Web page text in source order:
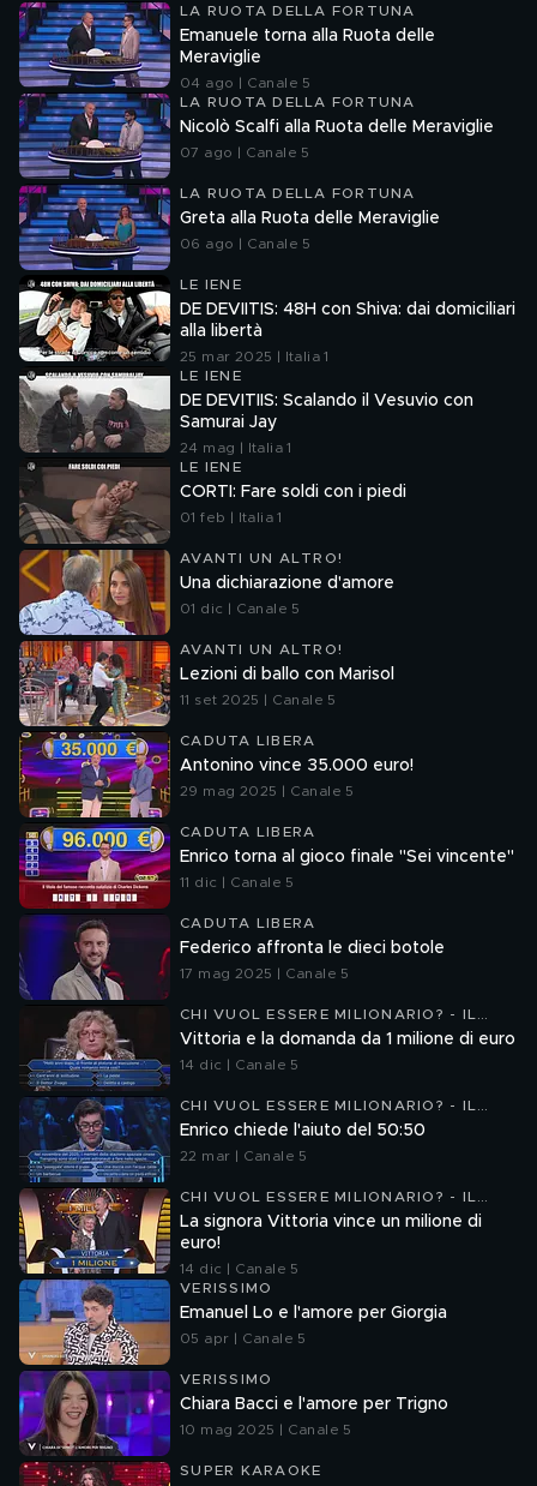
LA RUOTA DELLA FORTUNA
Emanuele torna alla Ruota delle
Meraviglie
04 ago | Canale 5
LA RUOTA DELLA FORTUNA
Nicolò Scalfi alla Ruota delle Meraviglie
07 ago | Canale 5
LA RUOTA DELLA FORTUNA
Greta alla Ruota delle Meraviglie
06 ago | Canale 5
LE IENE
DE DEVIITIS: 48H con Shiva: dai domiciliari
alla libertà
25 mar 2025 | Italia 1
LE IENE
DE DEVITIIS: Scalando il Vesuvio con
Samurai Jay
24 mag | Italia 1
LE IENE
CORTI: Fare soldi con i piedi
01 feb | Italia 1
AVANTI UN ALTRO!
Una dichiarazione d'amore
01 dic | Canale 5
AVANTI UN ALTRO!
Lezioni di ballo con Marisol
11 set 2025 | Canale 5
CADUTA LIBERA
Antonino vince 35.000 euro!
29 mag 2025 | Canale 5
CADUTA LIBERA
Enrico torna al gioco finale "Sei vincente"
11 dic | Canale 5
CADUTA LIBERA
Federico affronta le dieci botole
17 mag 2025 | Canale 5
CHI VUOL ESSERE MILIONARIO? - IL
TORNEO
Vittoria e la domanda da 1 milione di euro
14 dic | Canale 5
CHI VUOL ESSERE MILIONARIO? - IL
TORNEO
Enrico chiede l'aiuto del 50:50
22 mar | Canale 5
CHI VUOL ESSERE MILIONARIO? - IL
TORNEO
La signora Vittoria vince un milione di
euro!
14 dic | Canale 5
VERISSIMO
Emanuel Lo e l'amore per Giorgia
05 apr | Canale 5
VERISSIMO
Chiara Bacci e l'amore per Trigno
10 mag 2025 | Canale 5
SUPER KARAOKE